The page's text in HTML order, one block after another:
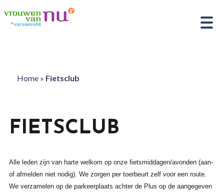
Home» Fietsclub
FIETSCLUB
Alle leden zijn van harte welkom op onze fietsmiddagen/avonden (aan-
of afmelden niet nodig). We zorgen per toerbeurt zelf voor een route.
We verzamelen op de parkeerplaats achter de Plus op de aangegeven